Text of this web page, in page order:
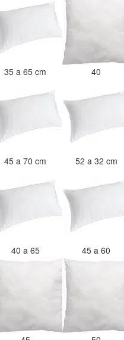
35 a 65 cm 40
45 a 70 cm 52 a 32 cm
40 a 65 45 a 60